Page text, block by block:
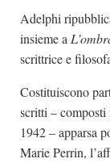
Adelphi
insieme a
scrittrice e
Costituiscono
scritti – composti
1942 – apparsa
Marie Perrin,